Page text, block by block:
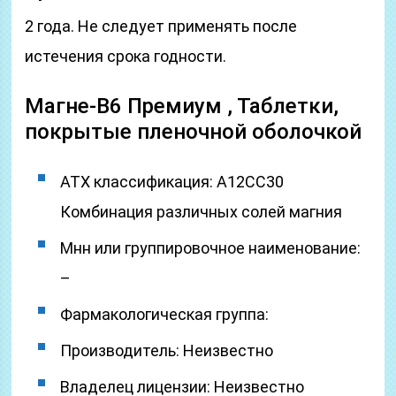
2 года. Не следует применять после
истечения срока годности.
Магне-В6 Премиум , Таблетки,
покрытые пленочной оболочкой
ATX классификация: A12CC30
Комбинация различных солей магния
Мнн или группировочное наименование:
–
Фармакологическая группа:
Производитель: Неизвестно
Владелец лицензии: Неизвестно